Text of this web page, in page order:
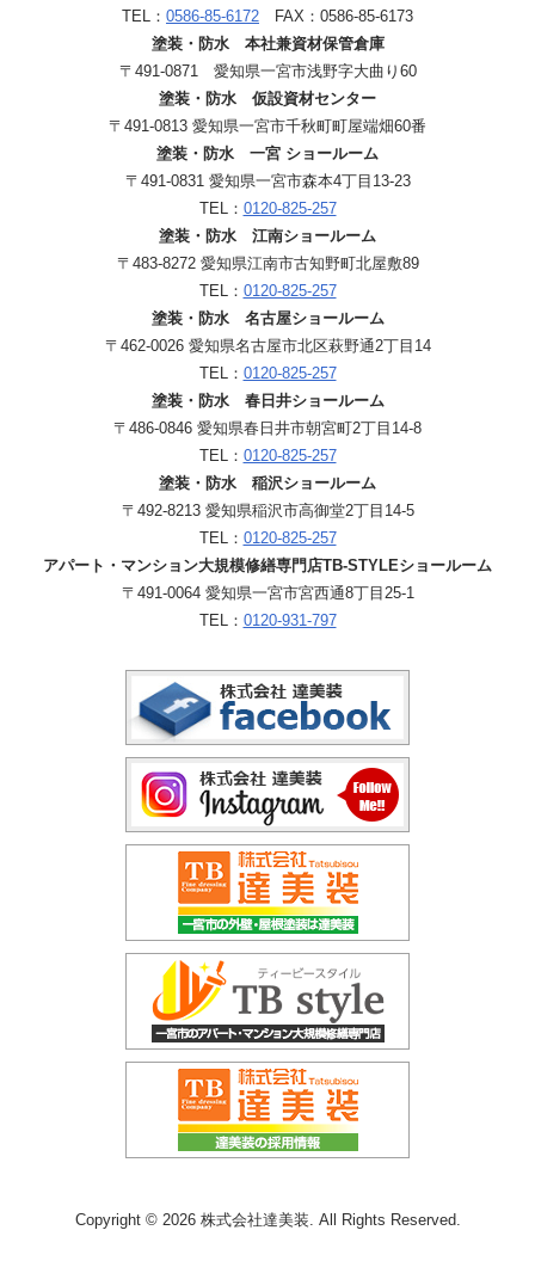
TEL： 0586-85-6172 FAX：0586-85-6173
塗装・防水 本社兼資材保管倉庫
〒491-0871 愛知県一宮市浅野字大曲り60
塗装・防水 仮設資材センター
〒491-0813 愛知県一宮市千秋町町屋端畑60番
塗装・防水 一宮 ショールーム
〒491-0831 愛知県一宮市森本4丁目13-23
TEL： 0120-825-257
塗装・防水 江南ショールーム
〒483-8272 愛知県江南市古知野町北屋敷89
TEL： 0120-825-257
塗装・防水 名古屋ショールーム
〒462-0026 愛知県名古屋市北区萩野通2丁目14
TEL： 0120-825-257
塗装・防水 春日井ショールーム
〒486-0846 愛知県春日井市朝宮町2丁目14-8
TEL： 0120-825-257
塗装・防水 稲沢ショールーム
〒492-8213 愛知県稲沢市高御堂2丁目14-5
TEL： 0120-825-257
アパート・マンション大規模修繕専門店TB-STYLEショールーム
〒491-0064 愛知県一宮市宮西通8丁目25-1
TEL： 0120-931-797
Copyright © 2026 株式会社達美装. All Rights Reserved.